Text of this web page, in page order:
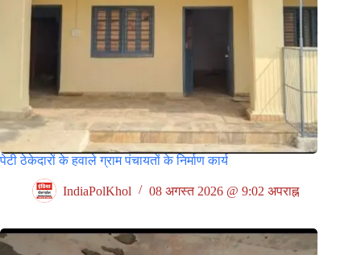
पेटी ठेकेदारों के हवाले ग्राम पंचायतों के निर्माण कार्य
IndiaPolKhol 08 अगस्त 2026 @ 9:02 अपराह्न